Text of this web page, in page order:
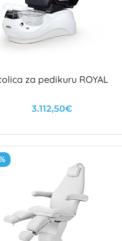
za pedikuru ROYAL
3.112,50€
U košaricu